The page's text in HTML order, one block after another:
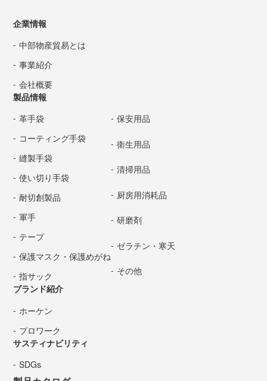
企業情報
中部物産貿易とは
事業紹介
会社概要
製品情報
革手袋
コーティング手袋
縫製手袋
使い切り手袋
耐切創製品
軍手
テープ
保護マスク・保護めがね
指サック
保安用品
衛生用品
清掃用品
厨房用消耗品
研磨剤
ゼラチン・寒天
その他
ブランド紹介
ホーケン
プロワーク
サスティナビリティ
SDGs